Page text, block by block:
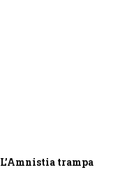
L’Amnistia trampa